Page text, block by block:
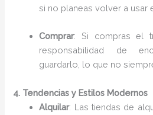
si no planeas volver a usar
Comprar: Si compras el
responsabilidad de
guardarlo, lo que no
4. Tendencias y Estilos Modernos
Alquilar: Las tiendas de